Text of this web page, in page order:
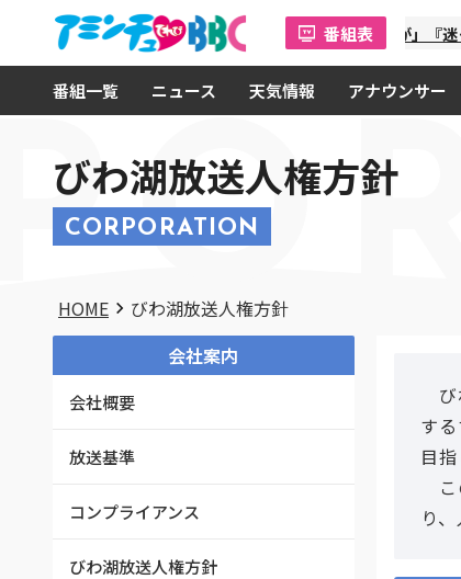
番組表
番組一覧 ニュース 天気情報 アナウンサー
「金曜オモロしが」『迷っ
びわ湖放送人権方針
CORPORATION
HOME
びわ湖放送人権方針
会社案内
会社概要
放送基準
コンプライアンス
びわ湖放送人権方針
び
す
目指
こ
り